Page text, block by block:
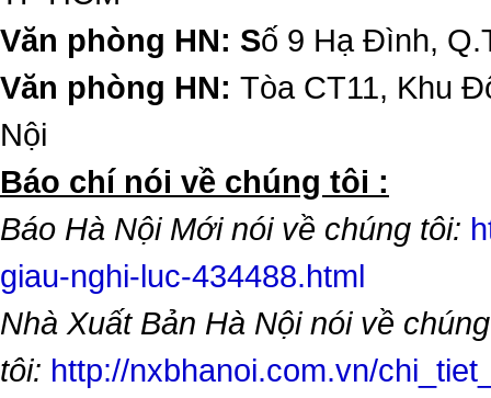
Văn phòng HN: Số 9 Hạ Đình,
Văn phòng HN: Tòa CT11, Khu
Nội
​Báo chí nói về chúng tôi :
Báo Hà Nội Mới nói về chúng tôi:
giau-nghi-luc-434488.html
Nhà Xuất Bản Hà Nội nói về chúng
tôi: http://nxbhanoi.com.vn/